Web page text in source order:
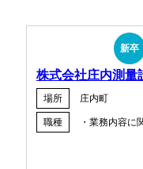
新卒
株式会社庄内測量
場所
庄内町
職種
・業務内容に